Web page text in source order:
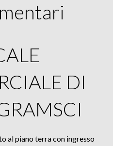
DI
al piano terra con ingresso